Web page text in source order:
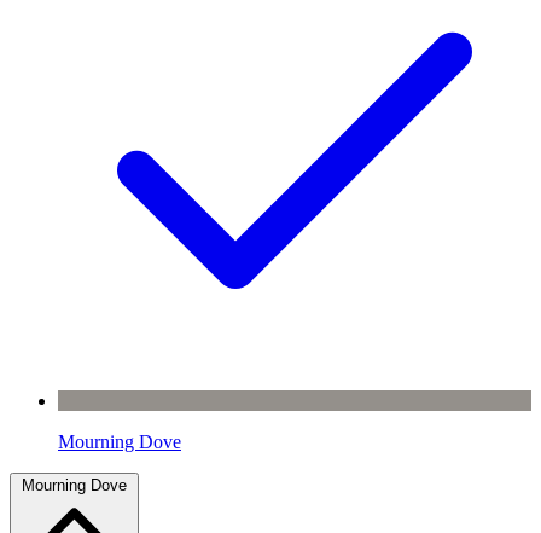
Mourning Dove
Mourning Dove